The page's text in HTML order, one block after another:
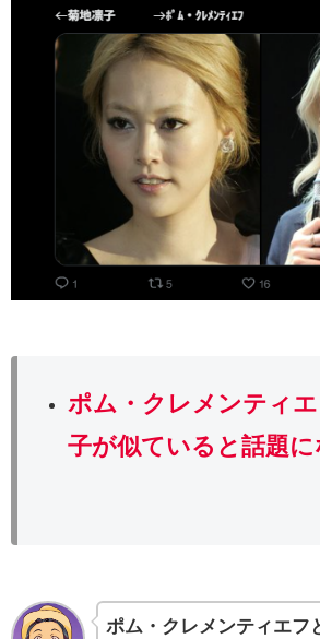
ポム・クレメンティ
子が似ていると話題
ポム・クレメンティエフ